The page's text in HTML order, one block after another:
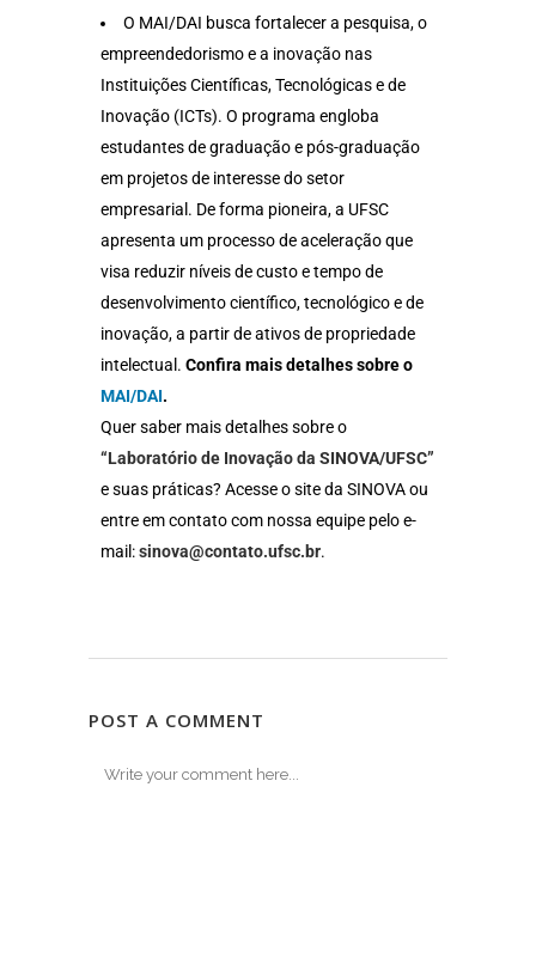
O MAI/DAI busca fortalecer a pesquisa, o
empreendedorismo e a inovação nas
Instituições Científicas, Tecnológicas e de
Inovação (ICTs). O programa engloba
estudantes de graduação e pós-graduação
em projetos de interesse do setor
empresarial. De forma pioneira, a UFSC
apresenta um processo de aceleração que
visa reduzir níveis de custo e tempo de
desenvolvimento científico, tecnológico e de
inovação, a partir de ativos de propriedade
intelectual. Confira mais detalhes sobre o
MAI/DAI.
Quer saber mais detalhes sobre o
“Laboratório de Inovação da SINOVA/UFSC”
e suas práticas? Acesse o site da SINOVA ou
entre em contato com nossa equipe pelo e-
mail:sinova@contato.ufsc.br.
POST A COMMENT